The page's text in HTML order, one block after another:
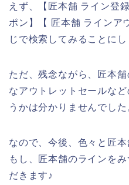
えず、【匠本舗 ライン登
ポン】【 匠本舗 ラインア
じで検索してみることにし
ただ、残念ながら、匠本
なアウトレットセールな
うかは分かりませんでした
なので、今後、色々と匠
もし、匠本舗のラインを
だきます♪